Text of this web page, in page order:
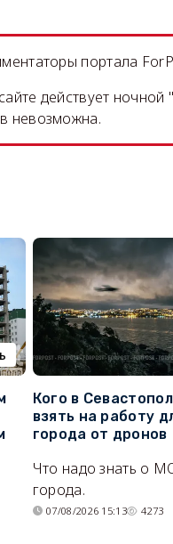
портала
действует
невозможна.
Кого в
взять на работу
города от дронов
Что надо знать о
города.
07/08/2026 15:13 4273